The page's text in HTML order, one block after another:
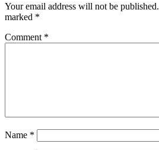
Your email address will not be published.
marked *
Comment *
Name *